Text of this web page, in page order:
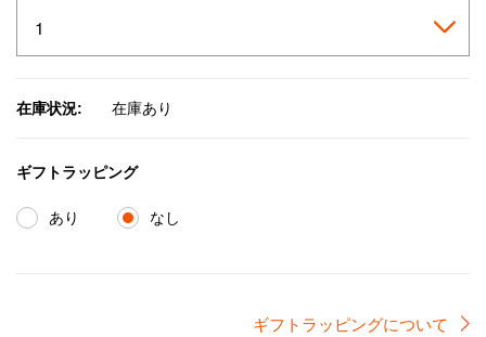
在庫状況: 在庫あり
ギフトラッピング
あり なし
ギフトラッピングについて